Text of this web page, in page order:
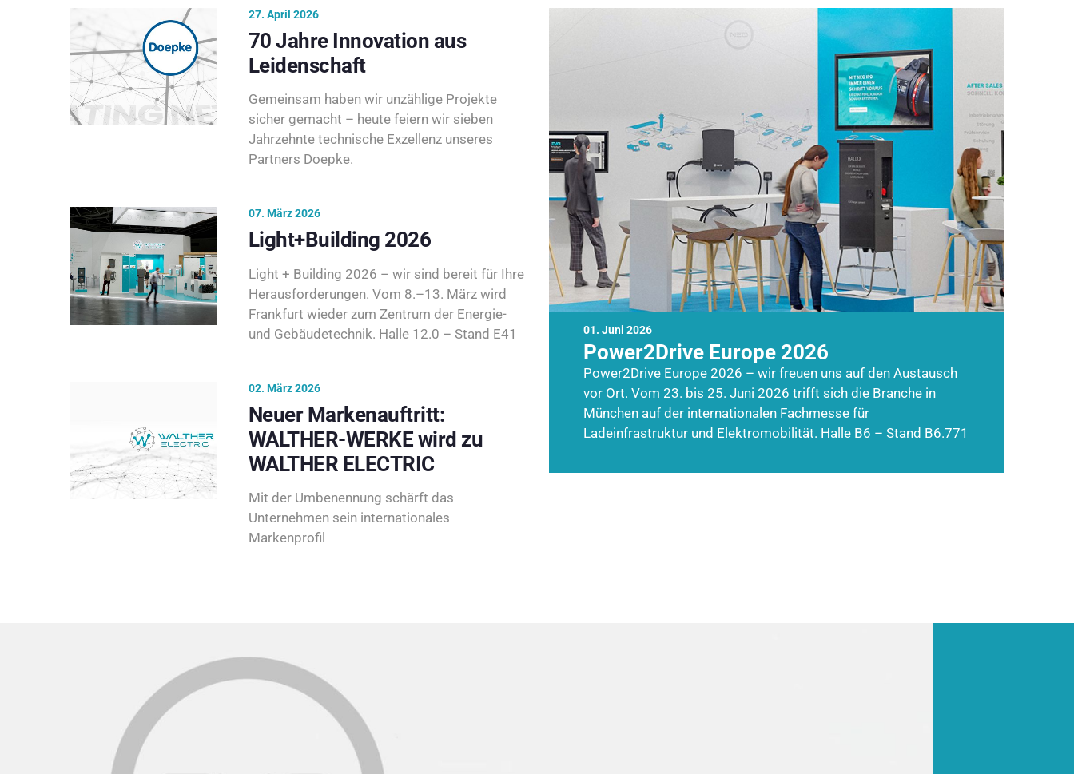
01. Juni 2026
Power2Drive Europe 2026
Power2Drive Europe 2026 – wir freuen uns auf den Austausch
vor Ort. Vom 23. bis 25. Juni 2026 trifft sich die Branche in
München auf der internationalen Fachmesse für
Ladeinfrastruktur und Elektromobilität. Halle B6 – Stand B6.771
27. April 2026
70 Jahre Innovation aus
Leidenschaft
Gemeinsam haben wir unzählige Projekte
sicher gemacht – heute feiern wir sieben
Jahrzehnte technische Exzellenz unseres
Partners Doepke.
07. März 2026
Light+Building 2026
Light + Building 2026 – wir sind bereit für Ihre
Herausforderungen. Vom 8.–13. März wird
Frankfurt wieder zum Zentrum der Energie-
und Gebäudetechnik. Halle 12.0 – Stand E41
02. März 2026
Neuer Markenauftritt:
WALTHER-WERKE wird zu
WALTHER ELECTRIC
Mit der Umbenennung schärft das
Unternehmen sein internationales
Markenprofil